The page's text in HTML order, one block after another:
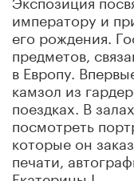
императору и
его рождения.
предметов,
в Европу.
камзол из
поездках. В
посмотреть
которые он
печати,